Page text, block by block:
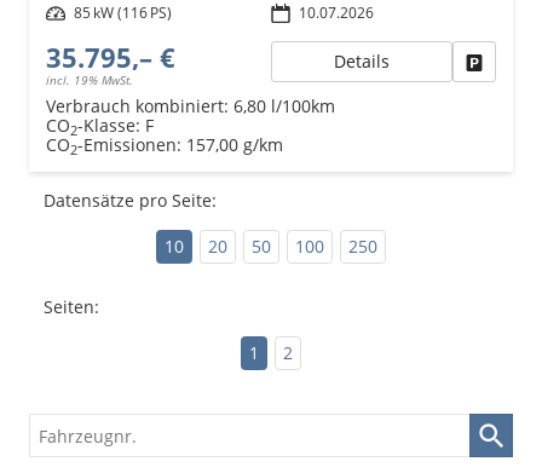
Leistung 85 kW (116 PS) 10.07.2026
35.795,– €
incl. 19% MwSt.
Details
Verbrauch kombiniert: 6,80 l/100km
CO2-Klasse: F
CO2-Emissionen: 157,00 g/km
Datensätze pro Seite:
10
20 50 100 250
Seiten:
1
2
Fahrzeugnr.